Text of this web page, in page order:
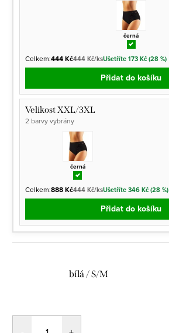
černá
Celkem:444 Kč444 Kč/ksUšetříte 173 Kč (28 %)
Přidat do košíku
Velikost XXL/3XL
2 barvy vybrány
černá
Celkem:888 Kč444 Kč/ksUšetříte 346 Kč (28 %)
Přidat do košíku
bílá / S/M